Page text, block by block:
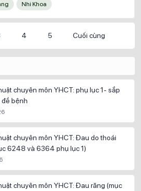
chuyên môn YHCT: phụ lục 1- sắp
bệnh
chuyên môn YHCT: Đau do thoái
6248 và 6364 phụ lục 1)
chuyên môn YHCT: Đau răng (mục
Nhi Khoa
4 5 Cuối cùng